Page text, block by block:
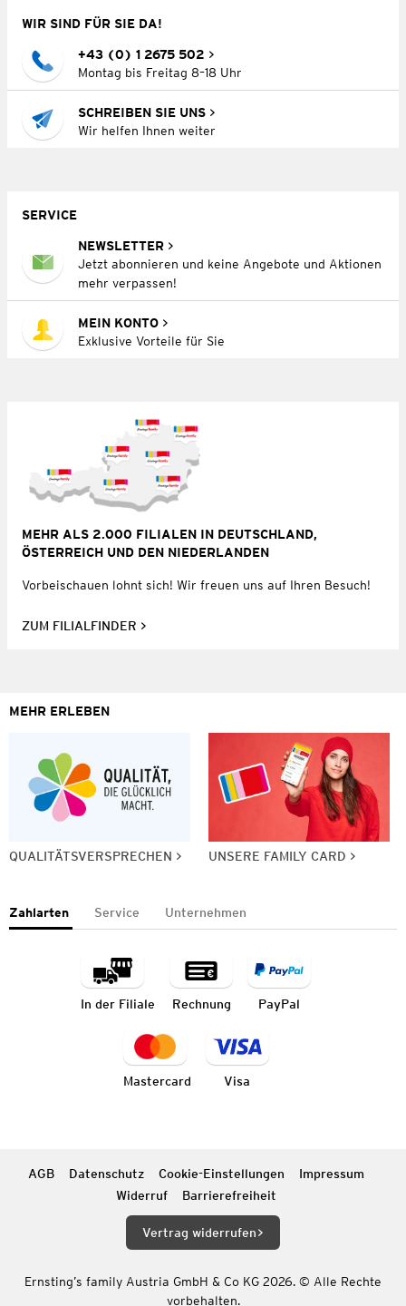
WIR SIND FÜR SIE DA!
+43 (0) 1 2675 502
Montag bis Freitag 8–18 Uhr
SCHREIBEN SIE UNS
Wir helfen Ihnen weiter
SERVICE
NEWSLETTER
Jetzt abonnieren und keine Angebote und Aktionen
mehr verpassen!
MEIN KONTO
Exklusive Vorteile für Sie
MEHR ALS 2.000 FILIALEN IN DEUTSCHLAND,
ÖSTERREICH UND DEN NIEDERLANDEN
Vorbeischauen lohnt sich! Wir freuen uns auf Ihren Besuch!
ZUM FILIALFINDER
MEHR ERLEBEN
QUALITÄTSVERSPRECHEN UNSERE FAMILY CARD
Zahlarten Service Unternehmen
In der Filiale Rechnung PayPal
Mastercard Visa
AGB Datenschutz Cookie-Einstellungen
Impressum
Widerruf
Barrierefreiheit
Vertrag widerrufen
Ernsting’s family Austria GmbH & Co KG 2026. © Alle Rechte
vorbehalten.